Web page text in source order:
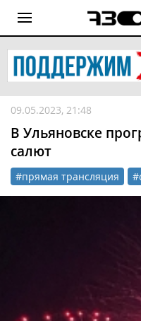
09.05.2023, 21:48
В Ульяновске
салют
#прямая трансляция